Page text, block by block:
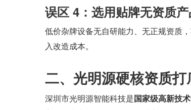
误区 4：选用贴牌无资质
低价杂牌设备无自研能力、无正规资质
入改造成本。
二、光明源硬核资质
深圳市光明源智能科技是国家级高新技